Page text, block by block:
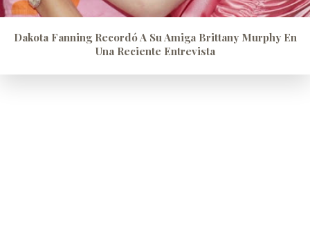
Dakota Fanning Recordó A Su Amiga Brittany Murphy En
Una Reciente Entrevista